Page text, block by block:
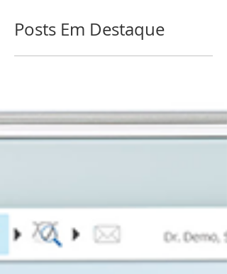
Posts Em Destaque